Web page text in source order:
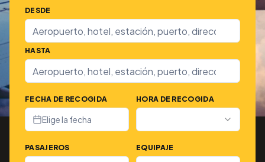
DESDE
HASTA
FECHA DE RECOGIDA
Elige la fecha
HORA DE RECOGIDA
PASAJEROS EQUIPAJE